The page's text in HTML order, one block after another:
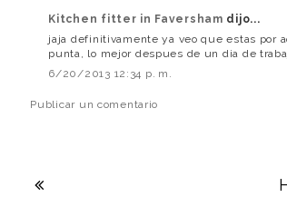
Kitchen fitter in Faversham dijo...
jaja definitivamente ya veo que estas por
punta, lo mejor despues de un dia de
6/20/2013 12:34 p. m.
Publicar un comentario